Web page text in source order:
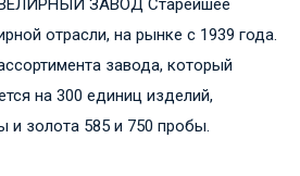
ЗАВОД Старейшее
отрасли, на рынке с 1939 года.
завода, который
на 300 единиц изделий,
и золота 585 и 750 пробы.